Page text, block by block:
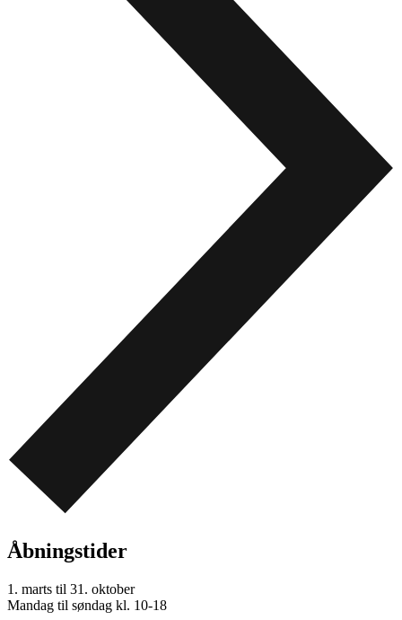
Åbningstider
1. marts til 31. oktober
Mandag til søndag kl. 10-18